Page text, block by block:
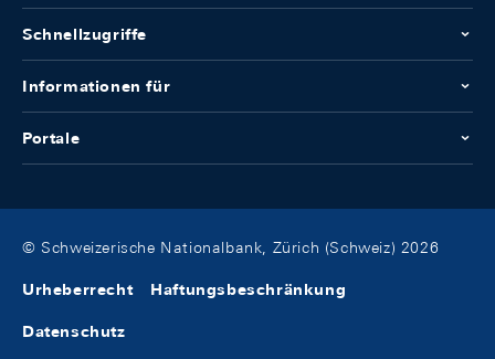
Schnellzugriffe
Informationen für
Portale
© Schweizerische Nationalbank, Zürich (Schweiz) 2026
Urheberrecht Haftungsbeschränkung
Datenschutz